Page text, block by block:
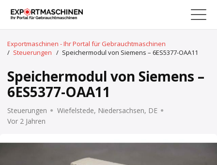
Exportmaschinen - Ihr Portal für Gebrauchtmaschinen
/ Steuerungen / Speichermodul von Siemens – 6ES5377-OAA11
Speichermodul von Siemens –
6ES5377-OAA11
Steuerungen
Wiefelstede, Niedersachsen, DE
Vor 2 Jahren